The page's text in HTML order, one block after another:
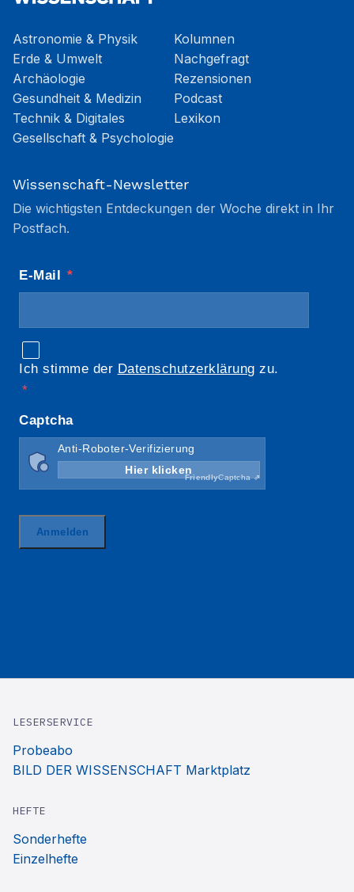
Astronomie & Physik
Erde & Umwelt
Archäologie
Gesundheit & Medizin
Technik & Digitales
Gesellschaft & Psychologie
Kolumnen
Nachgefragt
Rezensionen
Podcast
Lexikon
Wissenschaft-Newsletter
Die wichtigsten Entdeckungen der Woche direkt in Ihr
Postfach.
LESERSERVICE
Probeabo
BILD DER WISSENSCHAFT Marktplatz
HEFTE
Sonderhefte
Einzelhefte